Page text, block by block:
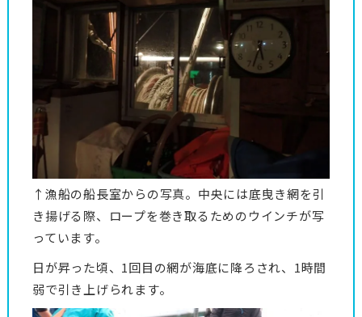
↑漁船の船長室からの写真。中央には底曳き網を引
き揚げる際、ロープを巻き取るためのウインチが写
っています。
日が昇った頃、1回目の網が海底に降ろされ、1時間
弱で引き上げられます。